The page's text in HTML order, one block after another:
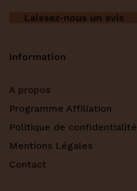
Laissez-nous un avis
Information
A propos
Programme Affiliation
Politique de confidentialité
Mentions Légales
Contact